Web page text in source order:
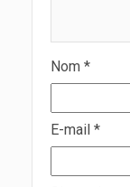
Nom *
E-mail *